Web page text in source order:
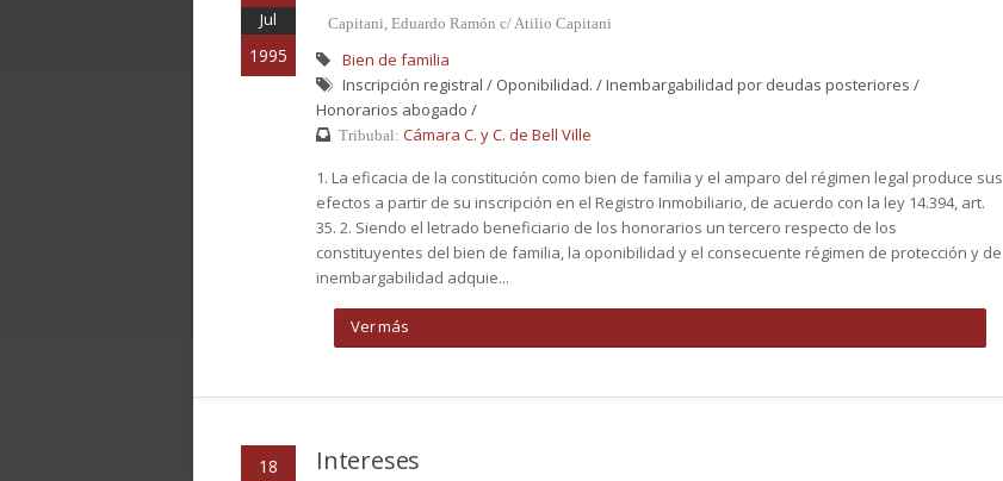
Jul
1995
Capitani, Eduardo Ramón c/ Atilio Capitani
Bien de familia
Inscripción registral / Oponibilidad. / Inembargabilidad por deudas posteriores /
Honorarios abogado /
Tribubal: Cámara C. y C. de Bell Ville
1. La eficacia de la constitución como bien de familia y el amparo del régimen legal produce sus
efectos a partir de su inscripción en el Registro Inmobiliario, de acuerdo con la ley 14.394, art.
35. 2. Siendo el letrado beneficiario de los honorarios un tercero respecto de los
constituyentes del bien de familia, la oponibilidad y el consecuente régimen de protección y de
inembargabilidad adquie...
Ver más
18 Intereses